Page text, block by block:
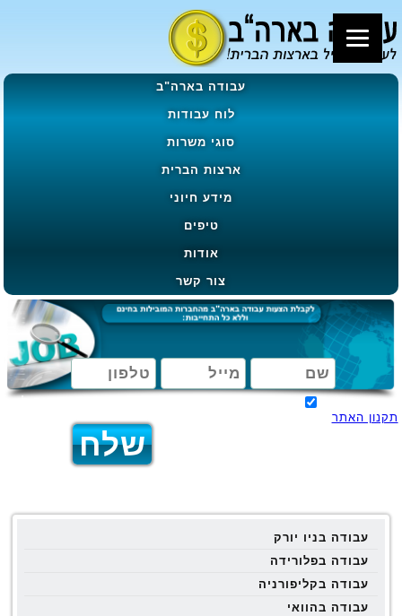
עבודה בארה"ב
לוח עבודות
סוגי משרות
ארצות הברית
מידע חיוני
טיפים
אודות
צור קשר
תקנון האתר
עבודה בניו יורק
עבודה בפלורידה
עבודה בקליפורניה
עבודה בהוואי